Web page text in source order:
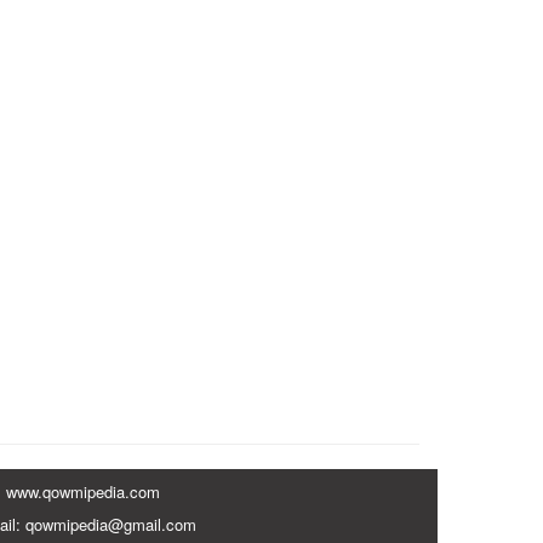
www.qowmipedia.com
qowmipedia@gmail.com